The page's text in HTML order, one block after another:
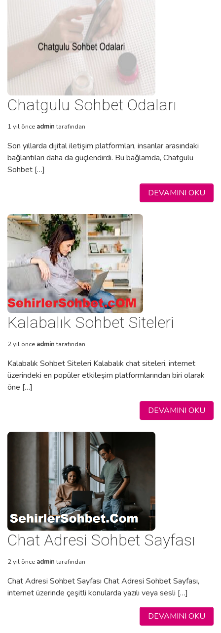
Chatgulu Sohbet Odaları
1 yıl önce admintarafından
Son yıllarda dijital iletişim platformları, insanlar arasındaki
bağlantıları daha da güçlendirdi. Bu bağlamda, Chatgulu
Sohbet […]
DEVAMINI OKU
Kalabalık Sohbet Siteleri
2 yıl önce admintarafından
Kalabalık Sohbet Siteleri Kalabalık chat siteleri, internet
üzerindeki en popüler etkileşim platformlarından biri olarak
öne […]
DEVAMINI OKU
Chat Adresi Sohbet Sayfası
2 yıl önce admintarafından
Chat Adresi Sohbet Sayfası Chat Adresi Sohbet Sayfası,
internet üzerinde çeşitli konularda yazılı veya sesli […]
DEVAMINI OKU